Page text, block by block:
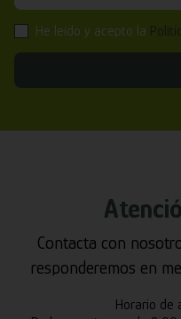
He leído y acepto la
Contacta con
responderemos en
Horario de